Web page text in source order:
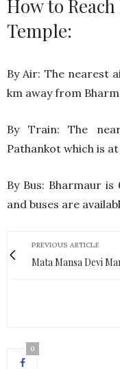
How to
Temple:
By Air: The nearest
km away from
By Train: The
Pathankot which is
By Bus: Bharmaur
and buses are
PREVIOUS ARTICLE
Mata Mansa Devi
0